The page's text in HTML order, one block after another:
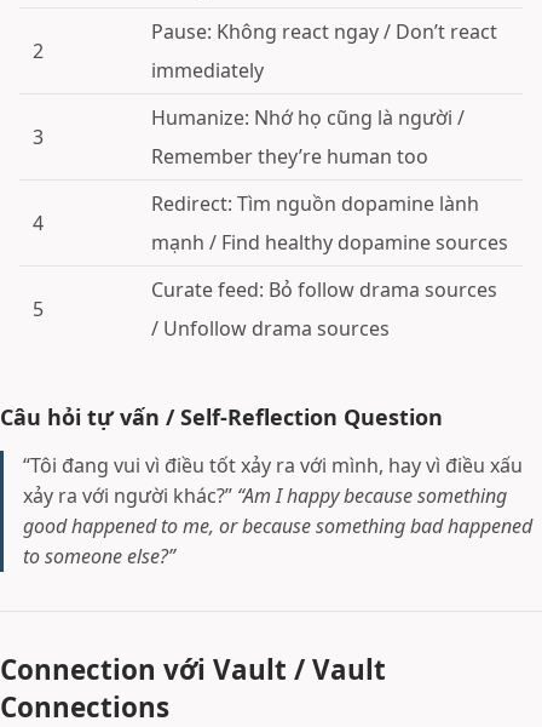
2
Pause: Không react ngay / Don’t react
immediately
3
Humanize: Nhớ họ cũng là người /
Remember they’re human too
4
Redirect: Tìm nguồn dopamine lành
mạnh / Find healthy dopamine sources
5
Curate feed: Bỏ follow drama sources
/ Unfollow drama sources
Câu hỏi tự vấn / Self-Reflection Question
“Tôi đang vui vì điều tốt xảy ra với mình, hay vì điều xấu
xảy ra với người khác?” “Am I happy because something
good happened to me, or because something bad happened
to someone else?”
Connection với Vault / Vault
Connections